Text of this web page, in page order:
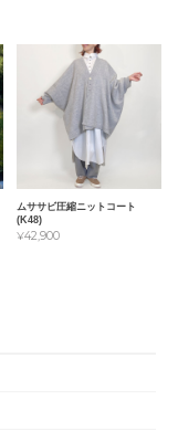
ムササビ圧縮ニットコート
(K48)
¥42,900